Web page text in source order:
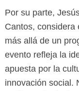
Por su parte,
Cantos, considera
más allá de un
evento refleja la
apuesta por la
innovación social.